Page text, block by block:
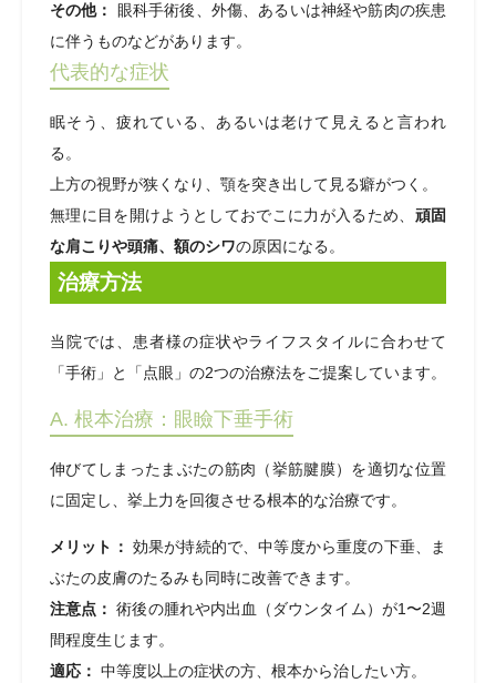
その他：
眼科手術後、外傷、あるいは神経や筋肉の疾患
に伴うものなどがあります。
代表的な症状
眠そう、疲れている、あるいは老けて見えると言われ
る。
上方の視野が狭くなり、顎を突き出して見る癖がつく。
無理に目を開けようとしておでこに力が入るため、 頑固
な肩こりや頭痛、額のシワの原因になる。
治療方法
当院では、患者様の症状やライフスタイルに合わせて
「手術」と「点眼」の2つの治療法をご提案しています。
A. 根本治療：眼瞼下垂手術
伸びてしまったまぶたの筋肉（挙筋腱膜）を適切な位置
に固定し、挙上力を回復させる根本的な治療です。
メリット： 効果が持続的で、中等度から重度の下垂、ま
ぶたの皮膚のたるみも同時に改善できます。
注意点： 術後の腫れや内出血（ダウンタイム）が1〜2週
間程度生じます。
適応： 中等度以上の症状の方、根本から治したい方。